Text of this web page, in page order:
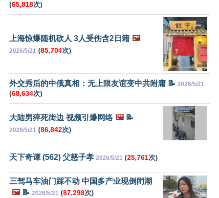
(65,818次)
上海惊爆随机砍人 3人受伤含2日籍 🖼️
2026/5/21 (85,704次)
外交秀后的中俄真相：无上限友谊变中共附庸 📝 2026/5/21
(68,634次)
大陆男猝死街边 视频引爆网络 🖼️📝
2026/5/21 (86,842次)
天下奇谭 (562) 父慈子孝 2026/5/21 (25,761次)
三驾马车油门踩不动 中国多产业现倒闭潮
🖼️📝 2026/5/21 (87,298次)